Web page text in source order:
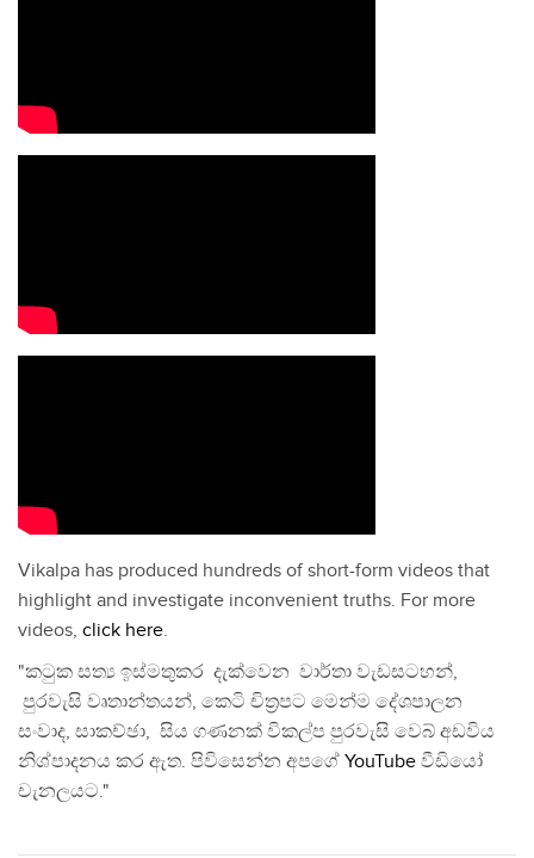
Vikalpa has produced hundreds of short-form videos that
highlight and investigate inconvenient truths. For more
videos, click here.
"කටුක සත්‍ය ඉස්මතුකර දැක්වෙන වාර්තා වැඩසටහන්,
පුරවැසි වෘතාන්තයන්, කෙටි චිත්‍රපට මෙන්ම දේශපාලන
සංවාද, සාකච්ඡා, සිය ගණනක් විකල්ප පුරවැසි වෙබ් අඩවිය
නිශ්පාදනය කර ඇත. පිවිසෙන්න අපගේ YouTube වීඩියෝ
චැනලයට."